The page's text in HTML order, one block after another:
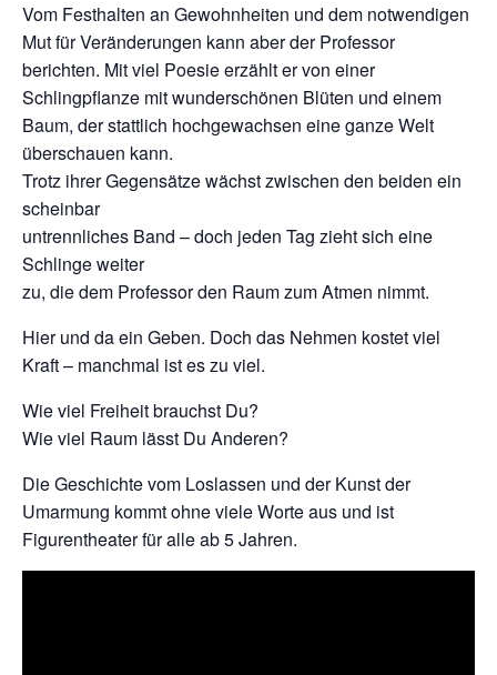
Vom Festhalten an Gewohnheiten und dem notwendigen
Mut für Veränderungen kann aber der Professor
berichten. Mit viel Poesie erzählt er von einer
Schlingpflanze mit wunderschönen Blüten und einem
Baum, der stattlich hochgewachsen eine ganze Welt
überschauen kann.
Trotz ihrer Gegensätze wächst zwischen den beiden ein
scheinbar
untrennliches Band – doch jeden Tag zieht sich eine
Schlinge weiter
zu, die dem Professor den Raum zum Atmen nimmt.
Hier und da ein Geben. Doch das Nehmen kostet viel
Kraft – manchmal ist es zu viel.
Wie viel Freiheit brauchst Du?
Wie viel Raum lässt Du Anderen?
Die Geschichte vom Loslassen und der Kunst der
Umarmung kommt ohne viele Worte aus und ist
Figurentheater für alle ab 5 Jahren.